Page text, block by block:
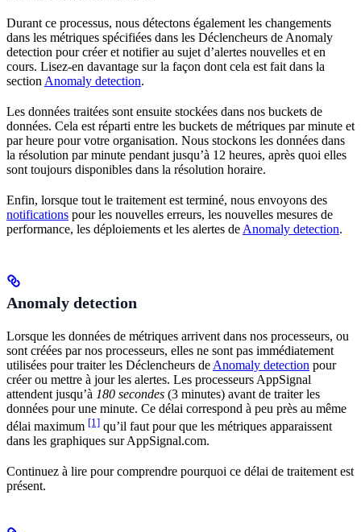
Durant ce processus, nous détectons également les changements
dans les métriques spécifiées dans les Déclencheurs de Anomaly
detection pour créer et notifier au sujet d’alertes nouvelles et en
cours. Lisez-en davantage sur la façon dont cela est fait dans la
section Anomaly detection.
Les données traitées sont ensuite stockées dans nos buckets de
données. Cela est réparti entre les buckets de métriques par minute et
par heure pour votre organisation. Nous stockons les données dans
la résolution par minute pendant jusqu’à 12 heures, après quoi elles
sont toujours disponibles dans la résolution horaire.
Enfin, lorsque tout le traitement est terminé, nous envoyons des
notifications pour les nouvelles erreurs, les nouvelles mesures de
performance, les déploiements et les alertes de Anomaly detection.
Anomaly detection
Lorsque les données de métriques arrivent dans nos processeurs, ou
sont créées par nos processeurs, elles ne sont pas immédiatement
utilisées pour traiter les Déclencheurs de Anomaly detection pour
créer ou mettre à jour les alertes. Les processeurs AppSignal
attendent jusqu’à 180 secondes (3 minutes) avant de traiter les
données pour une minute. Ce délai correspond à peu près au même
délai maximum [1] qu’il faut pour que les métriques apparaissent
dans les graphiques sur AppSignal.com.
Continuez à lire pour comprendre pourquoi ce délai de traitement est
présent.